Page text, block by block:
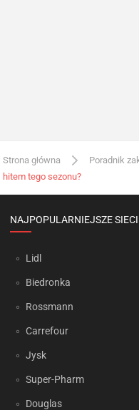
Strona główna Poradnik
hitem tego sezonu?
NAJPOPULARNIEJSZE SIECI
Lidl
Biedronka
Rossmann
Carrefour
Jysk
Super-Pharm
Douglas